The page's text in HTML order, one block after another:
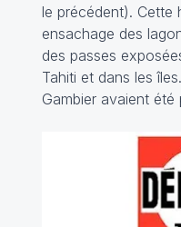
le précédent). Cette
ensachage des
des passes
Tahiti et dans les
Gambier avaient